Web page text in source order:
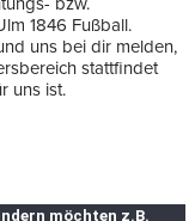
1846 Fußball.
uns bei dir melden,
stattfindet
uns ist.
möchten z.B.